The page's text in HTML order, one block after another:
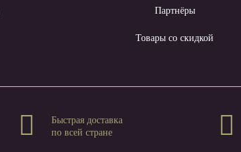
Партнёры
Товары со скидкой
Быстрая доставка
по всей стране